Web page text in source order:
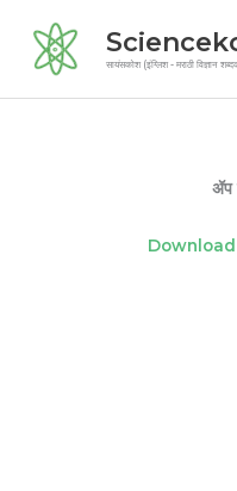
content
सायंसकोश (इंग्लिश - मराठी विज्ञान
ॲप